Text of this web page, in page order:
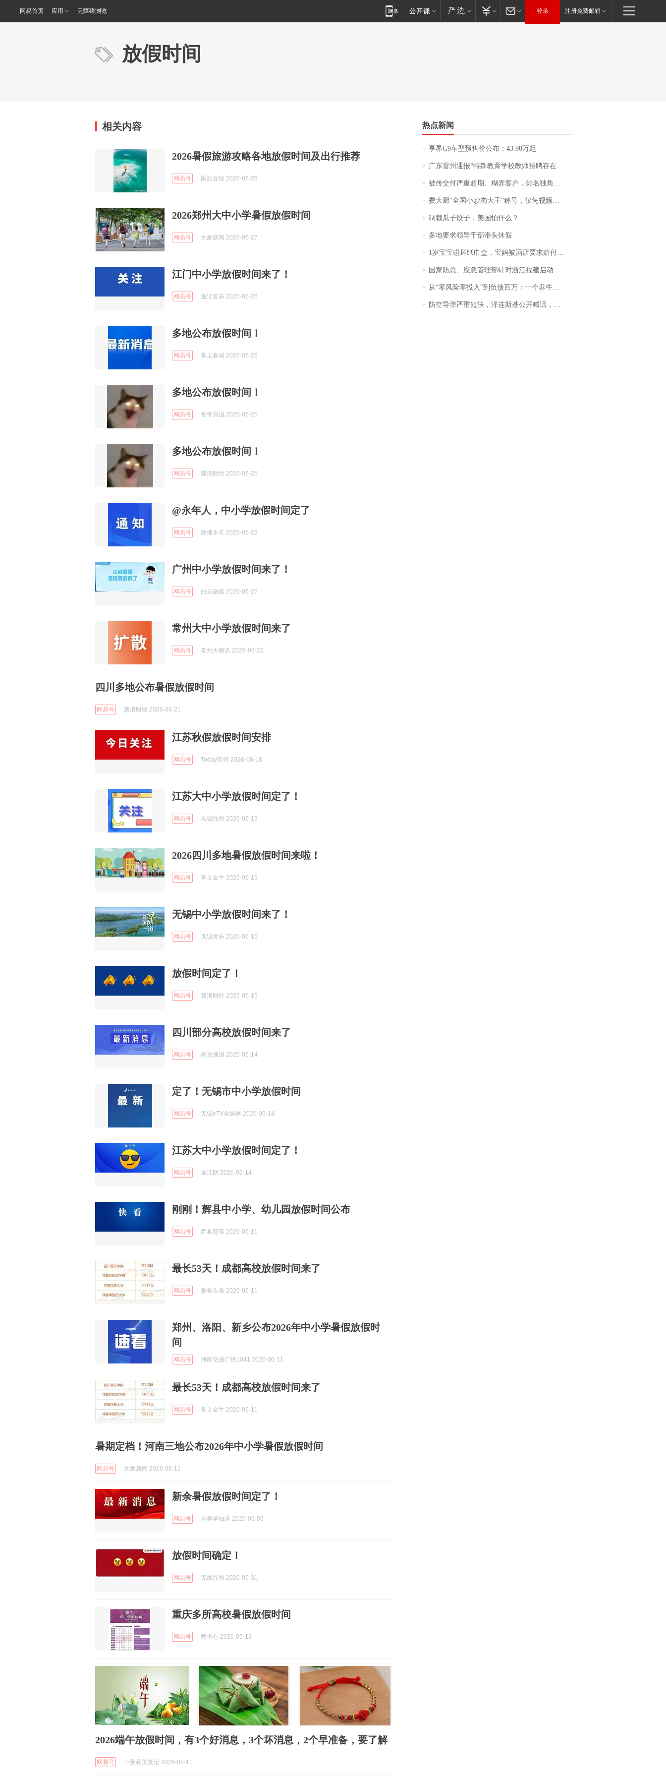
网易首页 应用 无障碍浏览 登录 注册免费邮箱
放假时间
相关内容
2026暑假旅游攻略各地放假时间及出行推荐
网易号 国旅在线 2026-07-26
2026郑州大中小学暑假放假时间
网易号 大象新闻 2026-06-27
江门中小学放假时间来了！
网易号 蓬江发布 2026-06-26
多地公布放假时间！
网易号 掌上春城 2026-06-26
多地公布放假时间！
网易号 鲁中晨报 2026-06-25
多地公布放假时间！
网易号 新浪财经 2026-06-25
@永年人，中小学放假时间定了
网易号 微播永年 2026-06-22
广州中小学放假时间来了！
网易号 白云融媒 2026-06-22
常州大中小学放假时间来了
网易号 常州大喇叭 2026-06-22
四川多地公布暑假放假时间
网易号 新浪财经 2026-06-21
江苏秋假放假时间安排
网易号 Today苏州 2026-06-18
江苏大中小学放假时间定了！
网易号 名城徐州 2026-06-15
2026四川多地暑假放假时间来啦！
网易号 掌上金牛 2026-06-15
无锡中小学放假时间来了！
网易号 无锡发布 2026-06-15
放假时间定了！
网易号 新浪财经 2026-06-15
四川部分高校放假时间来了
网易号 南充播报 2026-06-14
定了！无锡市中小学放假时间
网易号 无锡eTV全媒体 2026-06-14
江苏大中小学放假时间定了！
网易号 最江阴 2026-06-14
刚刚！辉县中小学、幼儿园放假时间公布
网易号 辉县部落 2026-06-11
最长53天！成都高校放假时间来了
网易号 爱看头条 2026-06-11
郑州、洛阳、新乡公布2026年中小学暑假放假时
间
网易号 河南交通广播1041 2026-06-11
最长53天！成都高校放假时间来了
网易号 掌上金牛 2026-06-11
暑期定档！河南三地公布2026年中小学暑假放假时间
网易号 大象新闻 2026-06-11
新余暑假放假时间定了！
网易号 老表早知道 2026-06-05
放假时间确定！
网易号 无线徐州 2026-05-31
重庆多所高校暑假放假时间
网易号 教书心 2026-05-13
2026端午放假时间，有3个好消息，3个坏消息，2个早准备，要了解
网易号 小茉莉美食记 2026-05-11
热点新闻
享界G9车型预售价公布：43.98万起
广东雷州通报“特殊教育学校教师招聘存在违规行为”：已启动问责程序 副校长被停职
被传交付严重超期、糊弄客户，知名独角兽车企创始人回应：都没证据，将依法采取措施，“本人长期与美国交管局保持沟通，对方表示肯定”
费大厨“全国小炒肉大王”称号，仅凭视频评出？中国烹饪协会回应
制裁瓜子饺子，美国怕什么？
多地要求领导干部带头休假
1岁宝宝碰坏纸巾盒，宝妈被酒店要求赔付924元！三亚一酒店回复：骨瓷定制！网友一查价格，吵翻了
国家防总、应急管理部针对浙江福建启动防汛防台风四级应急响应
从“零风险零投入”到负债百万：一个养牛项目崩盘后，谁该为农户的贷款买单丨红星调查
防空导弹严重短缺，泽连斯基公开喊话，乌克兰失去导弹拦截能力？